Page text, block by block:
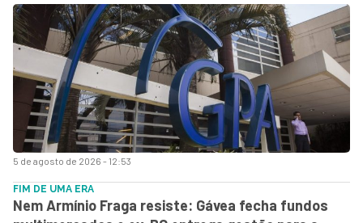
5 de agosto de 2026 - 12:53
FIM DE UMA ERA
Nem Armínio Fraga resiste: Gávea fecha fundos